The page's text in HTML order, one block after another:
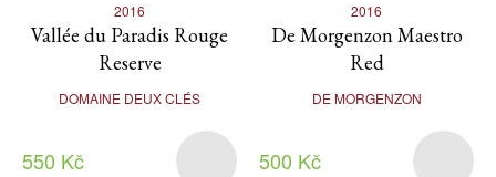
2016
Vallée du Paradis Rouge
Reserve
DOMAINE DEUX CLÉS
550 Kč
2016
De Morgenzon Maestro
Red
DE MORGENZON
500 Kč